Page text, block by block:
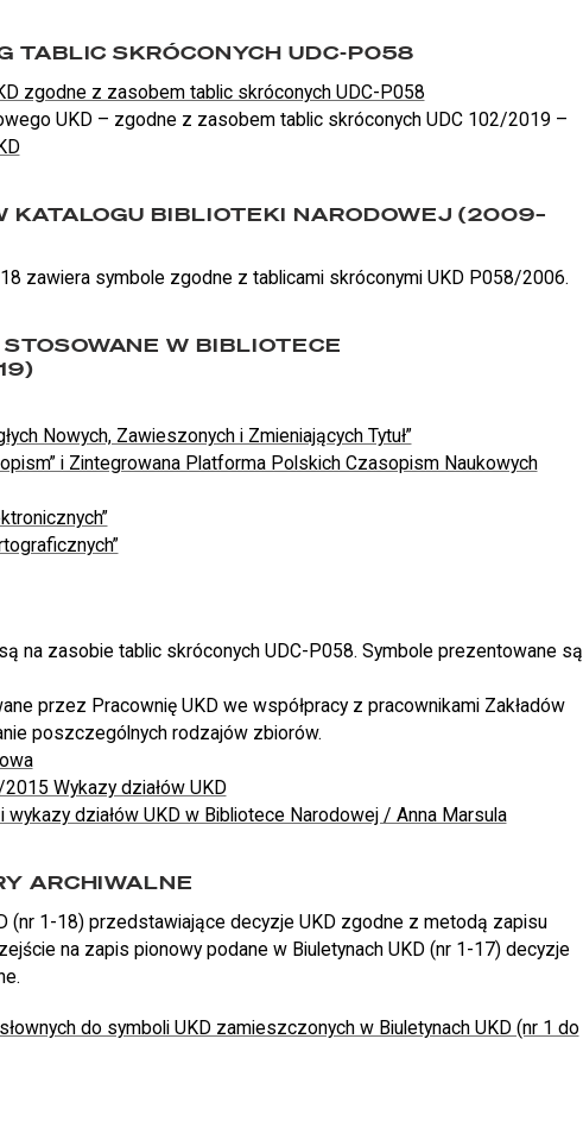
TABLIC SKRÓCONYCH UDC-P058
zgodne z zasobem tablic skróconych UDC-P058
UKD – zgodne z zasobem tablic skróconych UDC 102/2019 –
KATALOGU BIBLIOTEKI NARODOWEJ (2009–
zawiera symbole zgodne z tablicami skróconymi UKD P058/2006.
W BIBLIOTECE
Nowych, Zawieszonych i Zmieniających Tytuł”
i Zintegrowana Platforma Polskich Czasopism Naukowych
na zasobie tablic skróconych UDC-P058. Symbole prezentowane są
przez Pracownię UKD we współpracy z pracownikami Zakładów
poszczególnych rodzajów zbiorów.
Wykazy działów UKD
wykazy działów UKD w Bibliotece Narodowej / Anna Marsula
ARCHIWALNE
(nr 1-18) przedstawiające decyzje UKD zgodne z metodą zapisu
na zapis pionowy podane w Biuletynach UKD (nr 1-17) decyzje
do symboli UKD zamieszczonych w Biuletynach UKD (nr 1 do